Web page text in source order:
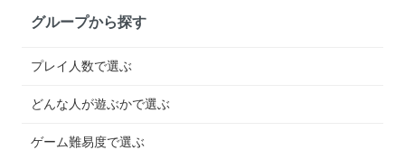
グループから探す
プレイ人数で選ぶ
どんな人が遊ぶかで選ぶ
ゲーム難易度で選ぶ